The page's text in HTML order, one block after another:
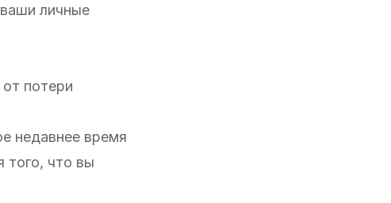
личные
потери
недавнее время
того, что вы